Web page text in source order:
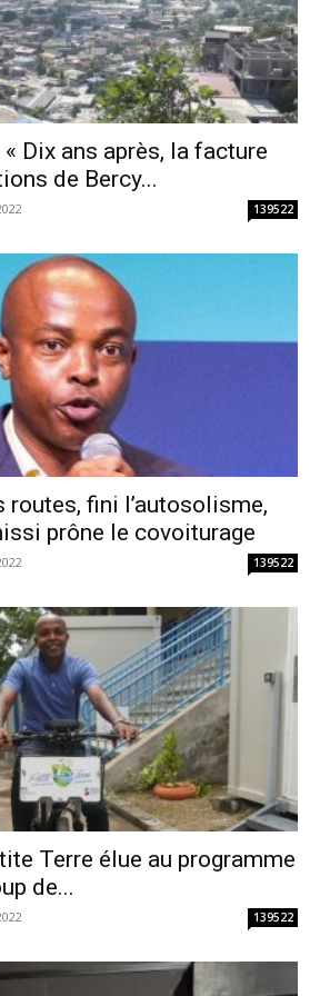
Dix ans après, la facture
de Bercy...
139522
routes, fini l’autosolisme,
prône le covoiturage
139522
Terre élue au programme
de...
139522